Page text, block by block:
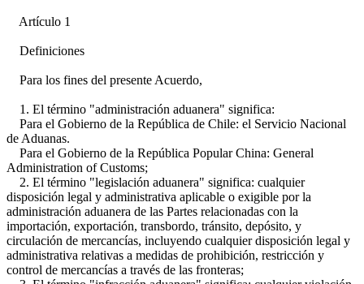
Artículo 1
Definiciones
Para los fines del presente Acuerdo,
1. El término "administración aduanera" significa:
Para el Gobierno de la República de Chile: el Servicio Nacional
de Aduanas.
Para el Gobierno de la República Popular China: General
Administration of Customs;
2. El término "legislación aduanera" significa: cualquier
disposición legal y administrativa aplicable o exigible por la
administración aduanera de las Partes relacionadas con la
importación, exportación, transbordo, tránsito, depósito, y
circulación de mercancías, incluyendo cualquier disposición legal y
administrativa relativas a medidas de prohibición, restricción y
control de mercancías a través de las fronteras;